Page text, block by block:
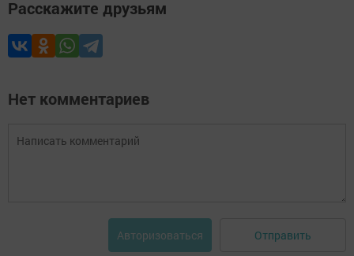
Расскажите друзьям
Нет комментариев
Авторизоваться Отправить